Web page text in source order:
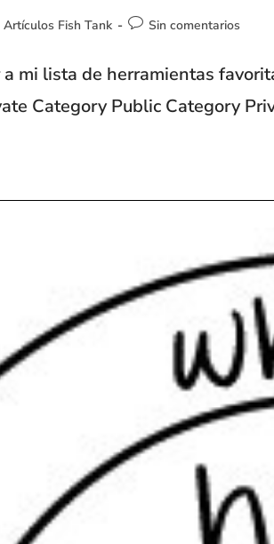
Artículos Fish Tank Sin comentarios
mi lista de herramientas
Category Public Category